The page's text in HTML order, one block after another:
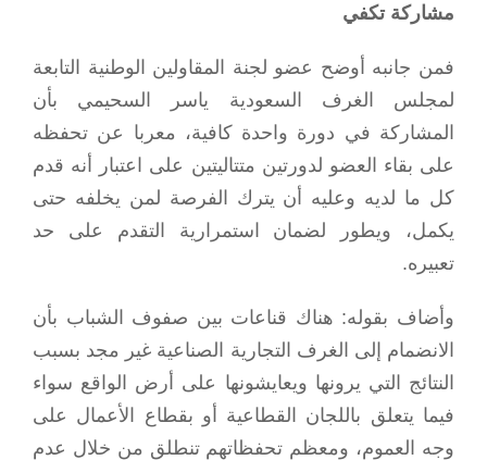
مشاركة تكفي
فمن جانبه أوضح عضو لجنة المقاولين الوطنية التابعة
لمجلس الغرف السعودية ياسر السحيمي بأن
المشاركة في دورة واحدة كافية، معربا عن تحفظه
على بقاء العضو لدورتين متتاليتين على اعتبار أنه قدم
كل ما لديه وعليه أن يترك الفرصة لمن يخلفه حتى
يكمل، ويطور لضمان استمرارية التقدم على حد
تعبيره.
وأضاف بقوله: هناك قناعات بين صفوف الشباب بأن
الانضمام إلى الغرف التجارية الصناعية غير مجد بسبب
النتائج التي يرونها ويعايشونها على أرض الواقع سواء
فيما يتعلق باللجان القطاعية أو بقطاع الأعمال على
وجه العموم، ومعظم تحفظاتهم تنطلق من خلال عدم